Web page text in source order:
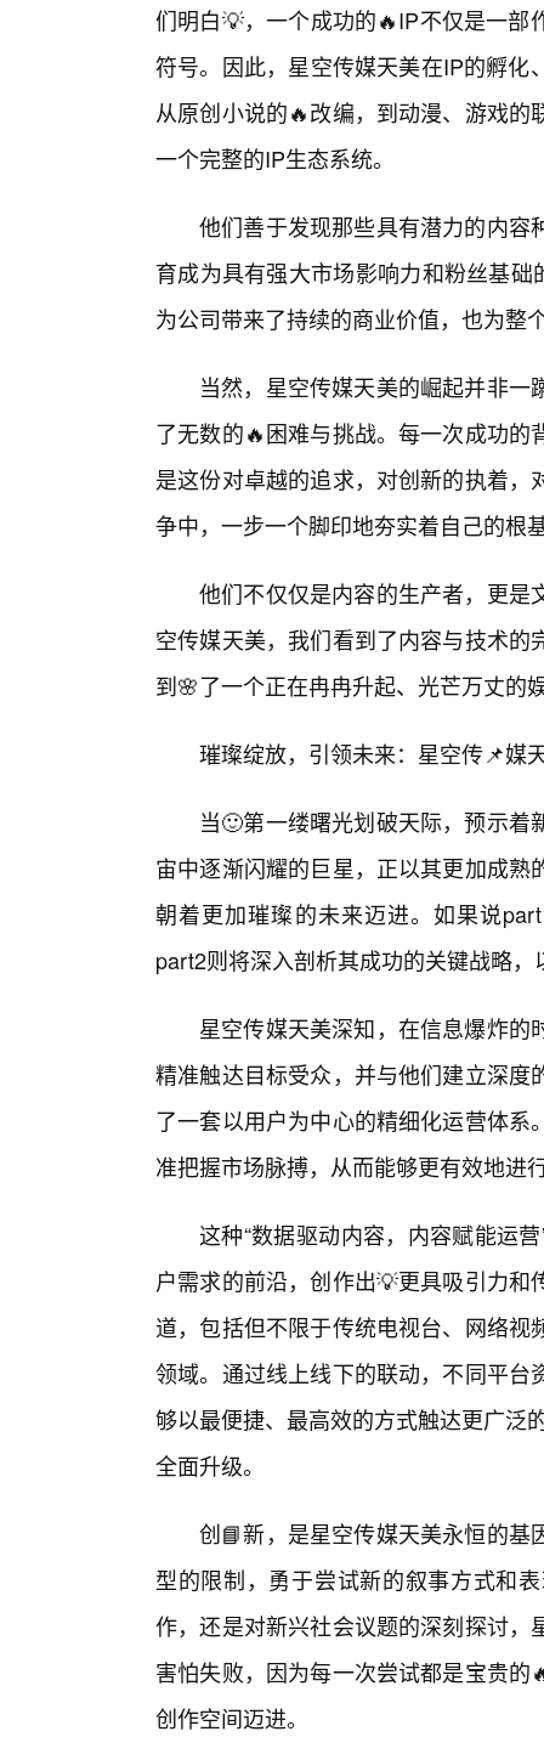
们明白💡，一个成功的🔥IP不仅是一
符号。因此，星空传媒天美在IP的孵
从原创小说的🔥改编，到动漫、游戏
一个完整的IP生态系统。
他们善于发现那些具有潜力的内容
育成为具有强大市场影响力和粉丝基
为公司带来了持续的商业价值，也为整
当然，星空传媒天美的崛起并非
了无数的🔥困难与挑战。每一次成功
是这份对卓越的追求，对创新的执着
争中，一步一个脚印地夯实着自己的根
他们不仅仅是内容的生产者，更是
空传媒天美，我们看到了内容与技术
到🌸了一个正在冉冉升起、光芒万丈的
璀璨绽放，引领未来：星空传📌媒
当🙂第一缕曙光划破天际，预示
宙中逐渐闪耀的巨星，正以其更加成
朝着更加璀璨的未来迈进。如果说
part2则将深入剖析其成功的关键战略
星空传媒天美深知，在信息爆炸
精准触达目标受众，并与他们建立深
了一套以用户为中心的精细化运营体
准把握市场脉搏，从而能够更有效地进
这种“数据驱动内容，内容赋能运
户需求的前沿，创作出💡更具吸引力
道，包括但不限于传统电视台、网络
领域。通过线上线下的联动，不同平
够以最便捷、最高效的方式触达更广泛
全面升级。
创📘新，是星空传媒天美永恒的基
型的限制，勇于尝试新的叙事方式和
作，还是对新兴社会议题的深刻探讨
害怕失败，因为每一次尝试都是宝贵
创作空间迈进。